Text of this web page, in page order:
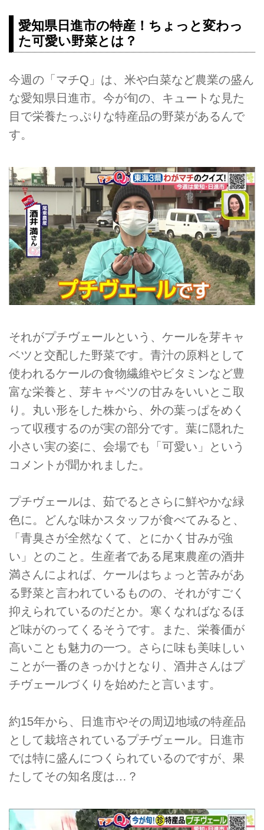
愛知県日進市の特産！ちょっと変わっ
た可愛い野菜とは？
今週の「マチQ」は、米や白菜など農業の盛ん
な愛知県日進市。今が旬の、キュートな見た
目で栄養たっぷりな特産品の野菜があるんで
す。
それがプチヴェールという、ケールを芽キャ
ベツと交配した野菜です。青汁の原料として
使われるケールの食物繊維やビタミンなど豊
富な栄養と、芽キャベツの甘みをいいとこ取
り。丸い形をした株から、外の葉っぱをめく
って収穫するのが実の部分です。葉に隠れた
小さい実の姿に、会場でも「可愛い」という
コメントが聞かれました。
プチヴェールは、茹でるとさらに鮮やかな緑
色に。どんな味かスタッフが食べてみると、
「青臭さが全然なくて、とにかく甘みが強
い」とのこと。生産者である尾東農産の酒井
満さんによれば、ケールはちょっと苦みがあ
る野菜と言われているものの、それがすごく
抑えられているのだとか。寒くなればなるほ
ど味がのってくるそうです。また、栄養価が
高いことも魅力の一つ。さらに味も美味しい
ことが一番のきっかけとなり、酒井さんはプ
チヴェールづくりを始めたと言います。
約15年から、日進市やその周辺地域の特産品
として栽培されているプチヴェール。日進市
では特に盛んにつくられているのですが、果
たしてその知名度は…？